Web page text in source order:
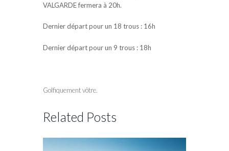
VALGARDE fermera à 20h.
Dernier départ pour un 18 trous : 16h
Dernier départ pour un 9 trous : 18h
Golfiquement vôtre.
Related Posts